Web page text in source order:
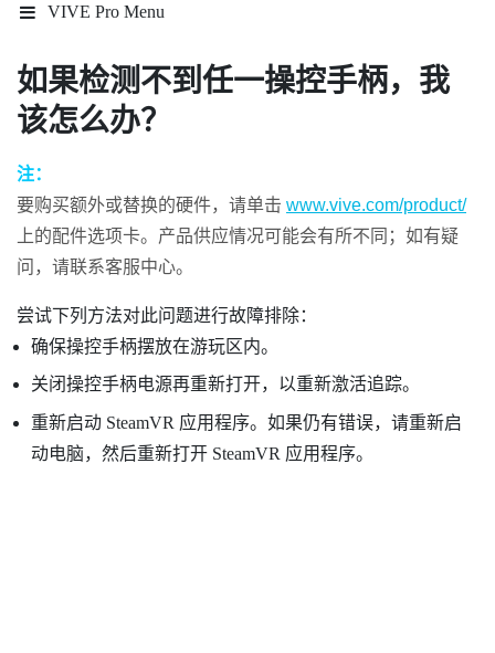
VIVE Pro Menu
如果检测不到任一操控手柄，我
该怎么办？
注：
要购买额外或替换的硬件，请单击 www.vive.com/product/
上的配件选项卡。产品供应情况可能会有所不同；如有疑
问，请联系客服中心。
尝试下列方法对此问题进行故障排除：
确保操控手柄摆放在游玩区内。
关闭操控手柄电源再重新打开，以重新激活追踪。
重新启动 SteamVR 应用程序。如果仍有错误，请重新启
动电脑，然后重新打开 SteamVR 应用程序。